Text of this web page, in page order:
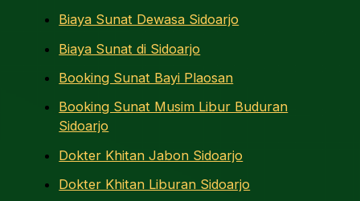
Biaya Sunat Dewasa Sidoarjo
Biaya Sunat di Sidoarjo
Booking Sunat Bayi Plaosan
Booking Sunat Musim Libur Buduran
Sidoarjo
Dokter Khitan Jabon Sidoarjo
Dokter Khitan Liburan Sidoarjo